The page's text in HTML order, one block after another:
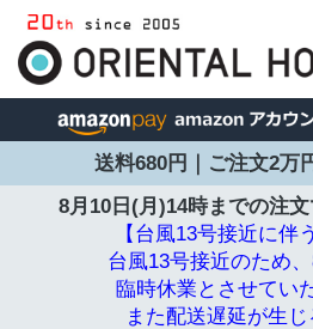
送料680円｜ご注文2万
8月10日(月)14時までの注文
【台風13号接近に伴
台風13号接近のため
臨時休業とさせてい
また配送遅延が生